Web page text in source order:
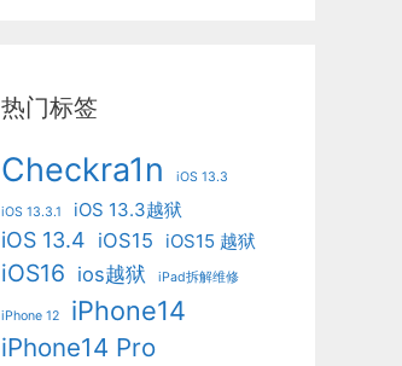
热门标签
Checkra1n iOS 13.3
iOS 13.3.1 iOS 13.3越狱
iOS 13.4 iOS15 iOS15 越狱
iOS16 ios越狱 iPad拆解维修
iPhone 12 iPhone14
iPhone14 Pro